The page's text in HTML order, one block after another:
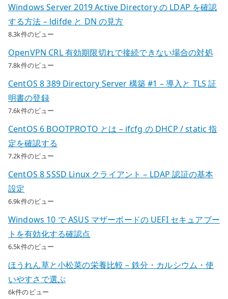
Windows Server 2019 Active Directory の LDAP を確認
する方法 – ldifde と DN の見方
8.3k件のビュー
OpenVPN CRL 有効期限切れで接続できない場合の対処
7.8k件のビュー
CentOS 8 389 Directory Server 構築 #1 – 導入と TLS 証
明書の登録
7.6k件のビュー
CentOS 6 BOOTPROTO とは – ifcfg の DHCP / static 指
定を確認する
7.2k件のビュー
CentOS 8 SSSD Linux クライアント – LDAP 認証の基本
設定
6.9k件のビュー
Windows 10 で ASUS マザーボードの UEFI セキュアブー
トを有効化する確認点
6.5k件のビュー
ほうれん草と小松菜の栄養比較 – 鉄分・カルシウム・使
いやすさで選ぶ
6k件のビュー